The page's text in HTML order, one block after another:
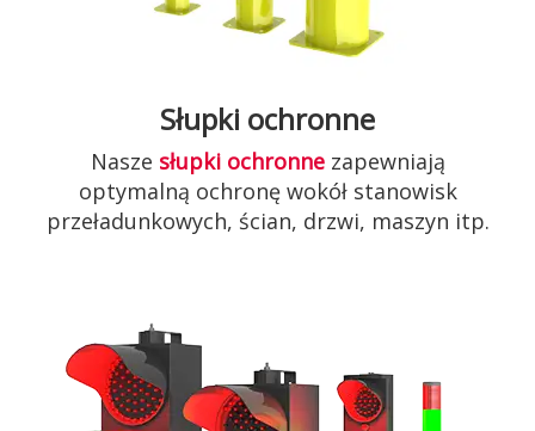
Słupki ochronne
Nasze słupki ochronnezapewniają
optymalną ochronę wokół stanowisk
przeładunkowych, ścian, drzwi, maszyn itp.